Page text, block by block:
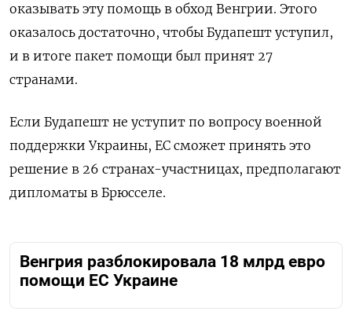
оказывать эту помощь в обход Венгрии. Этого
оказалось достаточно, чтобы Будапешт уступил,
и в итоге пакет помощи был принят 27
странами.
Если Будапешт не уступит по вопросу военной
поддержки Украины, ЕС сможет принять это
решение в 26 странах-участницах, предполагают
дипломаты в Брюсселе.
Венгрия разблокировала 18 млрд евро
помощи ЕС Украине